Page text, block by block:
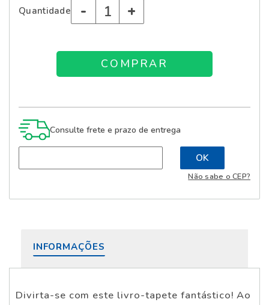
Quantidade - +
Consulte frete e prazo de entrega
Não sabe o CEP?
INFORMAÇÕES
Divirta-se com este livro-tapete fantástico! Ao